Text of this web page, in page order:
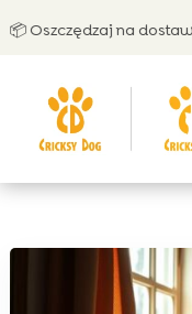
Oszczędzaj na dostawie